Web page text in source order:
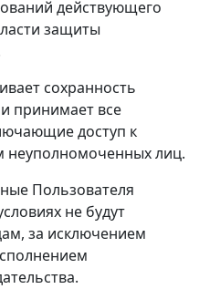
действующего
защиты
сохранность
принимает все
доступ к
лиц.
Пользователя
не будут
за исключением